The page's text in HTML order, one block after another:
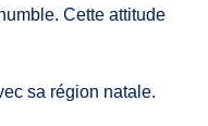
Cette attitude
sa région natale.